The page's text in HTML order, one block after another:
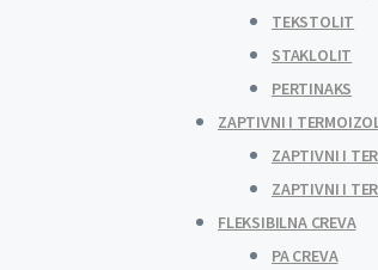
TEKSTOLIT
STAKLOLIT
PERTINAKS
ZAPTIVNI I
ZAPTIVNI I
ZAPTIVNI I
FLEKSIBILNA CREVA
PA CREVA